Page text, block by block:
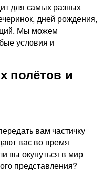
для самых разных
дней рождения,
Мы можем
условия и
полётов и
вам частичку
вас во время
вы окунуться в мир
представления?